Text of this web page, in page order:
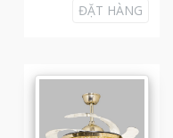
ĐẶT HÀNG